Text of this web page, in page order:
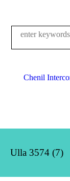
Chenil
Ulla 3574 (7)